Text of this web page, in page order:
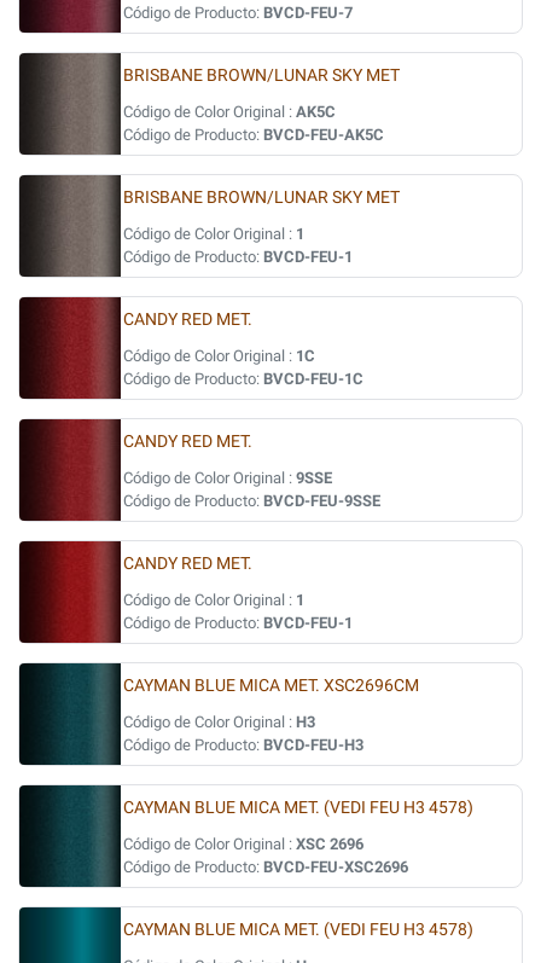
Código de Producto: BVCD-FEU-7
BRISBANE BROWN/LUNAR SKY MET
Código de Color Original : AK5C
Código de Producto: BVCD-FEU-AK5C
BRISBANE BROWN/LUNAR SKY MET
Código de Color Original : 1
Código de Producto: BVCD-FEU-1
CANDY RED MET.
Código de Color Original : 1C
Código de Producto: BVCD-FEU-1C
CANDY RED MET.
Código de Color Original : 9SSE
Código de Producto: BVCD-FEU-9SSE
CANDY RED MET.
Código de Color Original : 1
Código de Producto: BVCD-FEU-1
CAYMAN BLUE MICA MET. XSC2696CM
Código de Color Original : H3
Código de Producto: BVCD-FEU-H3
CAYMAN BLUE MICA MET. (VEDI FEU H3 4578)
Código de Color Original : XSC 2696
Código de Producto: BVCD-FEU-XSC2696
CAYMAN BLUE MICA MET. (VEDI FEU H3 4578)